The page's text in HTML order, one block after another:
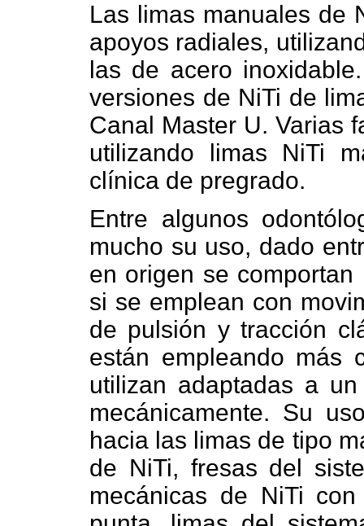
Las limas manuales de
apoyos radiales,
las de acero
versiones de NiTi de
Canal Master U. Varias
utilizando limas NiTi
clínica de pregrado.
Entre algunos
mucho su uso, dado
en origen se
si se emplean con
de pulsión y tracción
están empleando más
utilizan adaptadas a
mecánicamente. Su
hacia las limas de tipo
de NiTi, fresas del
mecánicas de NiTi con